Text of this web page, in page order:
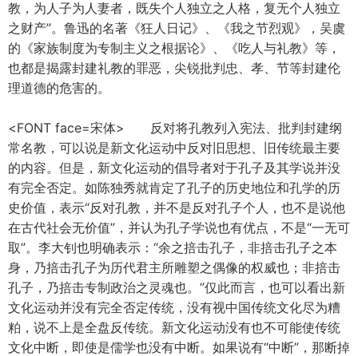
教，为人子为人妻者，既失个人独立之人格，复无个人独立
之财产”。鲁迅的名著《狂人日记》、《我之节烈观》，吴虞
的《家族制度为专制主义之根据论》、《吃人与礼教》等，
也都是揭露封建礼教的罪恶，尖锐批判忠、孝、节等封建伦
理道德的危害的。
<FONT face=宋体> 反对将孔教列入宪法、批判封建纲
常名教，可以说是新文化运动中反对旧思想、旧传统最主要
的内容。但是，新文化运动的倡导者对于孔子及其学说并没
有完全否定。如陈独秀就肯定了孔子的历史地位和孔学的历
史价值，表示“反对孔教，并不是反对孔子个人，也不是说他
在古代社会无价值”，并认为孔子学说也有优点，不是“一无可
取”。李大钊也明确表示：“余之掊击孔子，非掊击孔子之本
身，乃掊击孔子为历代君主所雕塑之偶像的权威也；非掊击
孔子，乃掊击专制政治之灵魂也。”仅此而言，也可以看出新
文化运动并没有完全否定传统，没有视中国传统文化尽为糟
粕，说不上是全盘反传统。新文化运动没有也不可能使传统
文化中断，即使是儒学也没有中断。如果说有“中断”，那断掉